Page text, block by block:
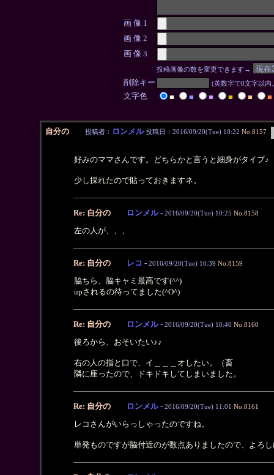
画 像 1
画 像 2
画 像 3
投稿画像の数を変更できます→
削除キー (英数字で8文字以内
文字色 ■ ■ ■ ■ ■ ■
自分の 投稿者： ロンメル 投稿日：2016/09/20(Tue) 10:22 No.8157
好みのママさんです。どちらかと言うと細身がタイプ♪
少し採れたので貼っておきますネ。
Re: 自分の ロンメル- 2016/09/20(Tue) 10:25 No.8158
左の人が、、、
Re: 自分の レコ - 2016/09/20(Tue) 10:39 No.8159
脇ちら、脇キャミ最高です(^^)
upされるの待ってました(^O^)
Re: 自分の ロンメル- 2016/09/20(Tue) 10:40 No.8160
後ろから、おそいたい♪♪
右の人の指と口で、イ＿＿＿オしたい。（畜
隣に座ったので、ドキドキしてしまいました。
Re: 自分の ロンメル- 2016/09/20(Tue) 11:01 No.8161
レコさんがいらっしゃったのですね。
単発ものですが脇付近のが数点ありましたので、よろ